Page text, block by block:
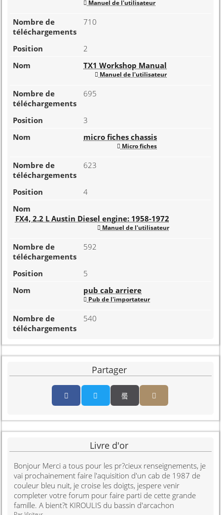
Manuel de l'utilisateur
710
2
TX1 Workshop Manual
Manuel de l'utilisateur
695
3
micro fiches chassis
Micro fiches
623
4
FX4, 2.2 L Austin Diesel engine: 1958-1972
Manuel de l'utilisateur
592
5
pub cab arriere
Pub de l'importateur
540
Partager
Partager par email
Livre d'or
Bonjour Merci a tous pour les pr?cieux renseignements, je
vai prochainement faire l'aquisition d'un cab de 1987 de
couleur bleu nuit, je croise les doigts, jespere venir
completer votre forum pour faire parti de cette grande
famille. A bient?t KIROULIS du bassin d'arcachon